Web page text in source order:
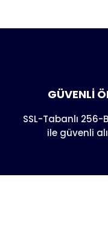
GÜVENLİ
SSL-Tabanlı
ile güvenli